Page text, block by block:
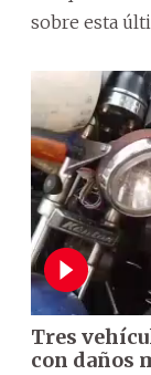
sobre esta
Tres
con daños